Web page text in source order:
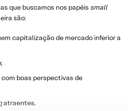
que buscamos nos papéis small
são:
capitalização de mercado inferior a
boas perspectivas de
atraentes.